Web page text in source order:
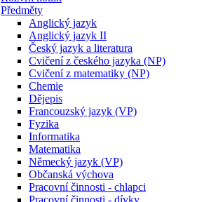
Předměty
Anglický jazyk
Anglický jazyk II
Český jazyk a literatura
Cvičení z českého jazyka (NP)
Cvičení z matematiky (NP)
Chemie
Dějepis
Francouzský jazyk (VP)
Fyzika
Informatika
Matematika
Německý jazyk (VP)
Občanská výchova
Pracovní činnosti - chlapci
Pracovní činnosti - dívky